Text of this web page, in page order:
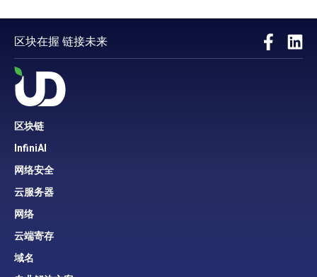
区块在握 链接未来
区块链
InfiniAI
网络安全
云服务器
网络
云端寄存
域名